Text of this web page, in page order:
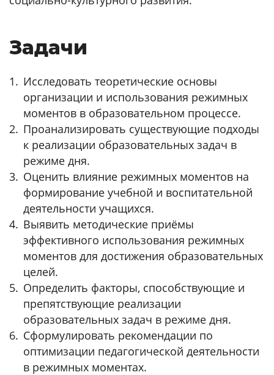
Задачи
Исследовать теоретические основы
организации и использования режимных
моментов в образовательном процессе.
Проанализировать существующие подходы
к реализации образовательных задач в
режиме дня.
Оценить влияние режимных моментов на
формирование учебной и воспитательной
деятельности учащихся.
Выявить методические приёмы
эффективного использования режимных
моментов для достижения образовательных
целей.
Определить факторы, способствующие и
препятствующие реализации
образовательных задач в режиме дня.
Сформулировать рекомендации по
оптимизации педагогической деятельности
в режимных моментах.